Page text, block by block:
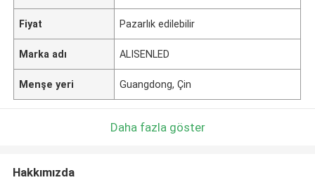
Fiyat Pazarlık edilebilir
Marka adı ALISENLED
Menşe yeri Guangdong, Çin
Daha fazla göster
Hakkımızda